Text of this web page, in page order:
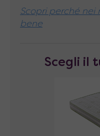
Altezza da terra:
Scopri perché nei
bene
Scegli il